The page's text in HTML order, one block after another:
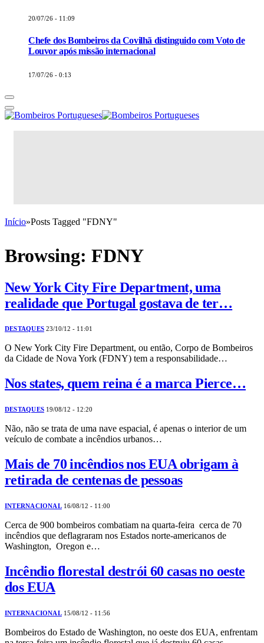
20/07/26 - 11:09
Chefe dos Bombeiros da Covilhã distinguido com Voto de
Louvor após missão internacional
17/07/26 - 0:13
Início»Posts Tagged "FDNY"
Browsing: FDNY
New York City Fire Department, uma
realidade que Portugal gostava de ter…
DESTAQUES 23/10/12 - 11:01
O New York City Fire Department, ou então, Corpo de Bombeiros
da Cidade de Nova York (FDNY) tem a responsabilidade…
Nos states, quem reina é a marca Pierce…
DESTAQUES 19/08/12 - 12:20
Não, não se trata de uma nave espacial, é apenas o interior de um
veículo de combate a incêndios urbanos…
Mais de 70 incêndios nos EUA obrigam à
retirada de centenas de pessoas
INTERNACIONAL 16/08/12 - 11:00
Cerca de 900 bombeiros combatiam na quarta-feira cerca de 70
incêndios que deflagraram nos Estados norte-americanos de
Washington, Oregon e…
Incêndio florestal destrói 60 casas no oeste
dos EUA
INTERNACIONAL 15/08/12 - 11:56
Bombeiros do Estado de Washington, no oeste dos EUA, enfrentam